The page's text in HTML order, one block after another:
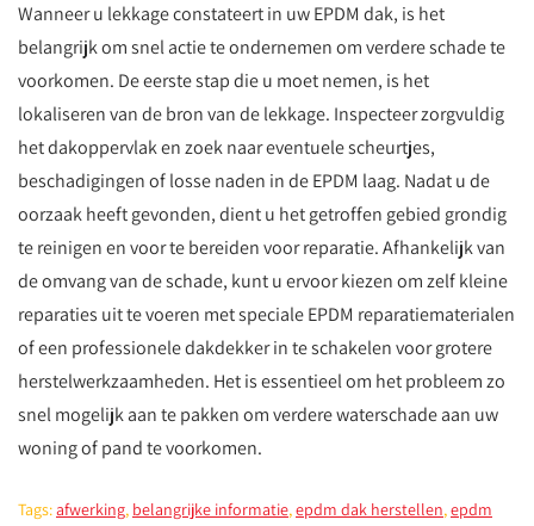
Wanneer u lekkage constateert in uw EPDM dak, is het
belangrijk om snel actie te ondernemen om verdere schade te
voorkomen. De eerste stap die u moet nemen, is het
lokaliseren van de bron van de lekkage. Inspecteer zorgvuldig
het dakoppervlak en zoek naar eventuele scheurtjes,
beschadigingen of losse naden in de EPDM laag. Nadat u de
oorzaak heeft gevonden, dient u het getroffen gebied grondig
te reinigen en voor te bereiden voor reparatie. Afhankelijk van
de omvang van de schade, kunt u ervoor kiezen om zelf kleine
reparaties uit te voeren met speciale EPDM reparatiematerialen
of een professionele dakdekker in te schakelen voor grotere
herstelwerkzaamheden. Het is essentieel om het probleem zo
snel mogelijk aan te pakken om verdere waterschade aan uw
woning of pand te voorkomen.
Tags:afwerking, belangrijke informatie,epdm dak herstellen,epdm